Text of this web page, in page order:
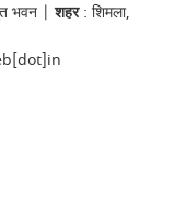
भवन |शहर: शिमला,